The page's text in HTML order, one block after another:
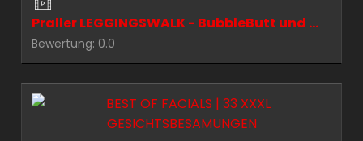
Praller LEGGINGSWALK - BubbleButt und Cameltoe Posing
Bewertung: 0.0